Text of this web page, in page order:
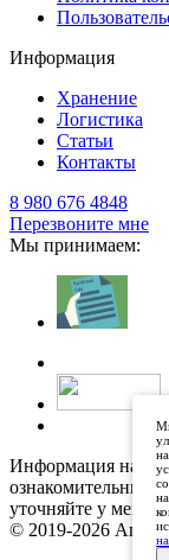
Информация
Хранение
Логистика
Статьи
Контакты
8 980 676 4848
Перезвоните мне
Мы принимаем:
Информация на
ознакомительный
уточняйте у
© 2019-2026